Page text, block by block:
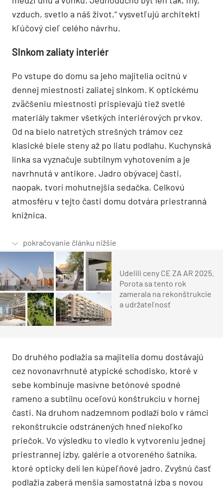
vzduch, svetlo a náš život,“ vysvetľujú architekti
kľúčový cieľ celého návrhu.
Slnkom zaliaty interiér
Po vstupe do domu sa jeho majitelia ocitnú v
dennej miestnosti zaliatej slnkom. K optickému
zväčšeniu miestnosti prispievajú tiež svetlé
materiály takmer všetkých interiérových prvkov.
Od na bielo natretých strešných trámov cez
klasické biele steny až po liatu podlahu. Kuchynská
linka sa vyznačuje subtílnym vyhotovením a je
navrhnutá v antikore. Jadro obývacej časti,
naopak, tvorí mohutnejšia sedačka. Celkovú
atmosféru v tejto časti domu dotvára priestranná
knižnica.
Udelili ceny CE ZA AR 2025.
Porota sa tento rok
zamerala na rekonštrukcie
a udržateľnosť
Do druhého podlažia sa majitelia domu dostávajú
cez novonavrhnuté atypické schodisko, ktoré v
sebe kombinuje masívne betónové spodné
rameno a subtílnu oceľovú konštrukciu v hornej
časti. Na druhom nadzemnom podlaží bolo v rámci
rekonštrukcie odstránených hneď niekoľko
priečok. Vo výsledku to viedlo k vytvoreniu jednej
priestrannej izby, galérie a otvoreného šatníka,
ktoré opticky delí len kúpeľňové jadro. Zvyšnú časť
podlažia zaberá menšia samostatná izba s novou